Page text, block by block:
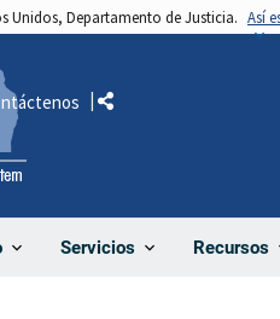
Unidos, Departamento de Justicia. Así
Servicios Recursos
Comparte